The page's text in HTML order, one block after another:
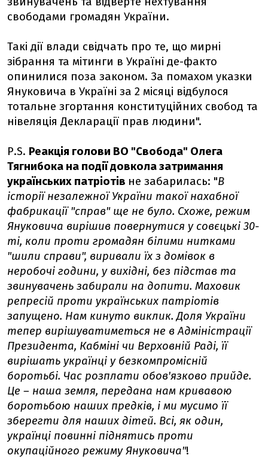
свободами громадян України.
Такі дії влади свідчать про те, що мирні
зібрання та мітинги в Україні де-факто
опинилися поза законом. За помахом указки
Януковича в Україні за 2 місяці відбулося
тотальне згортання конституційних свобод та
нівеляція Декларації прав людини".
Р.S. Реакція голови ВО "Свобода" Олега
Тягнибока на події довкола затримання
українських патріотів не забарилась: "В
історії незалежної України такої нахабної
фабрикації "справ" ще не було. Схоже, режим
Януковича вирішив повернутися у совєцькі 30-
ті, коли проти громадян білими нитками
"шили справи", виривали їх з домівок в
неробочі години, у вихідні, без підстав та
звинувачень забирали на допити. Маховик
репресій проти українських патріотів
запущено. Нам кинуто виклик. Доля України
тепер вирішуватиметься не в Адміністрації
Президента, Кабміні чи Верховній Раді, її
вирішать українці у безкомпромісній
боротьбі. Час розплати обов'язково прийде.
Це – наша земля, передана нам кривавою
боротьбою наших предків, і ми мусимо її
зберегти для наших дітей. Всі, як один,
українці повинні піднятись проти
окупаційного режиму Януковича"!